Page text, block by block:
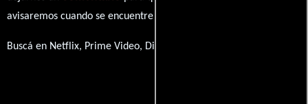
avisaremos cuando se encuentre disponible
Buscá en Netflix, Prime Video, Disney+